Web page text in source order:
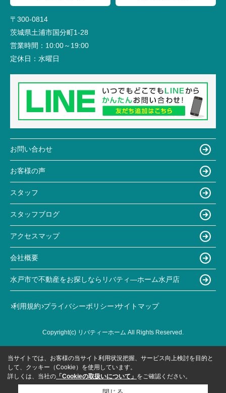
〒300-0814
茨城県土浦市国分町1-28
営業時間： 10:00～19:00
定休日： 水曜日
お問い合わせ
お客様の声
スタッフ
スタッフブログ
アクセスマップ
会社概要
水戸市で不動産をお探しならリバティ―ホーム水戸店
利用規約 プライバシーポリシー サイトマップ
Copyright(c) リバティーホーム All Rights Reserved.
当サイトでは、お客様の当サイト利用状況把握、サービス向上検討を目的と
して、クッキー（Cookie）を使用しています。
詳しくは、当社の 「Cookieの取扱いについて」 をご確認ください。